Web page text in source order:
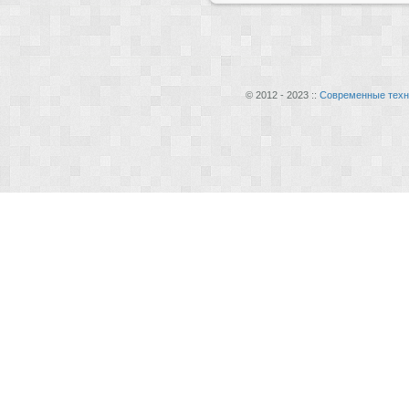
© 2012 - 2023 :: Современные